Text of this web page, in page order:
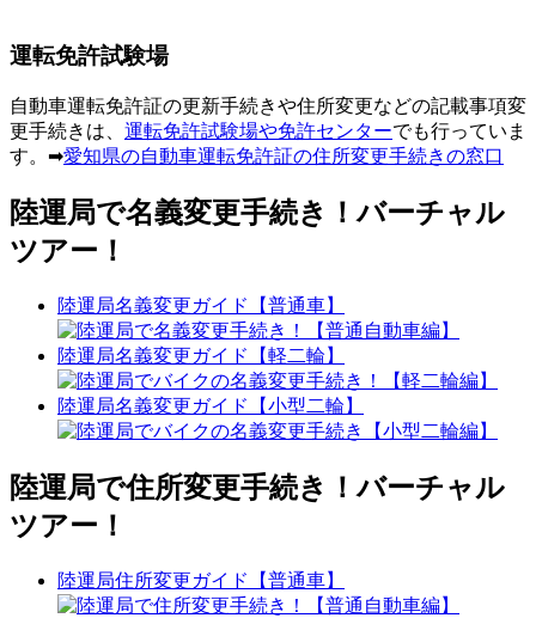
運転免許試験場
自動車運転免許証の更新手続きや住所変更などの記載事項変
更手続きは、 運転免許試験場や免許センターでも行っていま
す。➡愛知県の自動車運転免許証の住所変更手続きの窓口
陸運局で名義変更手続き！バーチャル
ツアー！
陸運局名義変更ガイド【普通車】
陸運局名義変更ガイド【軽二輪】
陸運局名義変更ガイド【小型二輪】
陸運局で住所変更手続き！バーチャル
ツアー！
陸運局住所変更ガイド【普通車】